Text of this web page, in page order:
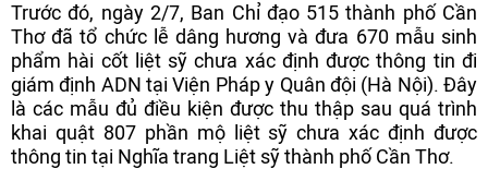
Trước đó, ngày 2/7, Ban Chỉ đạo 515 thành phố Cần
Thơ đã tổ chức lễ dâng hương và đưa 670 mẫu sinh
phẩm hài cốt liệt sỹ chưa xác định được thông tin đi
giám định ADN tại Viện Pháp y Quân đội (Hà Nội). Đây
là các mẫu đủ điều kiện được thu thập sau quá trình
khai quật 807 phần mộ liệt sỹ chưa xác định được
thông tin tại Nghĩa trang Liệt sỹ thành phố Cần Thơ.